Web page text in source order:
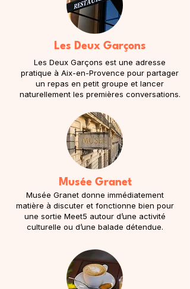
Les Deux Garçons
Les Deux Garçons est une adresse
pratique à Aix-en-Provence pour partager
un repas en petit groupe et lancer
naturellement les premières conversations.
Musée Granet
Musée Granet donne immédiatement
matière à discuter et fonctionne bien pour
une sortie Meet5 autour d’une activité
culturelle ou d’une balade détendue.